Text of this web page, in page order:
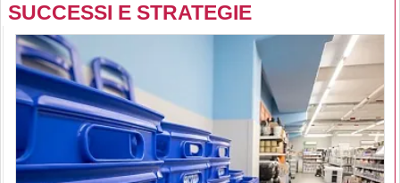
SUCCESSI E STRATEGIE